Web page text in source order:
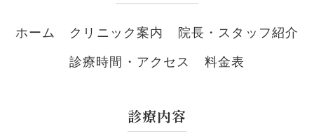
ホーム クリニック案内 院長・スタッフ紹介
診療時間・アクセス 料金表
診療内容